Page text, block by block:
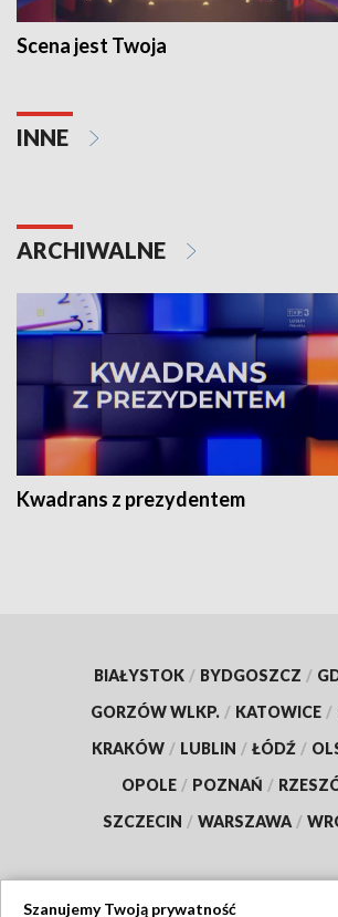
Scena jest Twoja
INNE
ARCHIWALNE
Kwadrans z prezydentem
BIAŁYSTOK / BYDGOSZCZ /
GORZÓW WLKP. / KATOWICE /
KRAKÓW / LUBLIN / ŁÓDŹ /
OPOLE / POZNAŃ /
SZCZECIN / WARSZAWA /
Szanujemy Twoją prywatność